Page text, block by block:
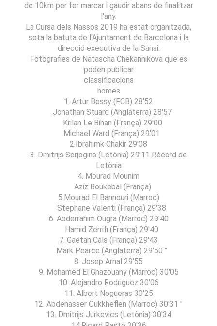
de 10km per fer marcar i gaudir abans de finalitzar
l'any.
La Cursa dels Nassos 2019 ha estat organitzada,
sota la batuta de l'Ajuntament de Barcelona i la
direcció executiva de la Sansi.
Fotografies de Natascha Chekannikova que es
poden publicar
classificacions
homes
1. Artur Bossy (FCB) 28'52
Jonathan Stuard (Anglaterra) 28'57
Krilan Le Bihan (França) 29'00
Michael Ward (França) 29'01
2.Ibrahimk Chakir 29'08
3. Dmitrijs Serjogins (Letònia) 29'11 Rècord de
Letònia
4. Mourad Mounim
Aziz Boukebal (França)
5.Mourad El Bannouri (Marroc)
Stephane Valenti (França) 29'38
6. Abderrahim Ougra (Marroc) 29'40
Hamid Zerrifi (França) 29'40
7. Gaëtan Cals (França) 29'43
Mark Pearce (Anglaterra) 29'50 "
8. Josep Arnal 29'55
9. Mohamed El Ghazouany (Marroc) 30'05
10. Alejandro Rodriguez 30'06
11. Albert Nogueras 30'25
12. Abdenasser Oukkheflen (Marroc) 30'31 "
13. Dmitrijs Jurkevics (Letònia) 30'34